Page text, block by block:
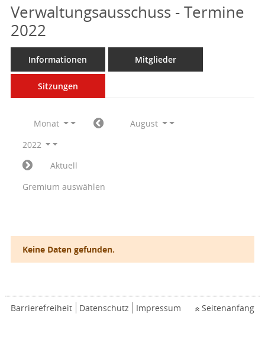
Verwaltungsausschuss - Termine
2022
Informationen Mitglieder
Sitzungen
Monat
August
2022
Aktuell
Gremium auswählen
Keine Daten gefunden.
Barrierefreiheit Datenschutz Impressum Seitenanfang